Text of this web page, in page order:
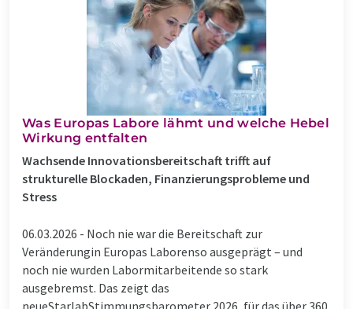
Was Europas Labore lähmt und welche Hebel
Wirkung entfalten
Wachsende Innovationsbereitschaft trifft auf
strukturelle Blockaden, Finanzierungsprobleme und
Stress
06.03.2026 - Noch nie war die Bereitschaft zur
Veränderungin Europas Laborenso ausgeprägt – und
noch nie wurden Labormitarbeitende so stark
ausgebremst. Das zeigt das
neueStarlabStimmungsbarometer 2026, für das über 360